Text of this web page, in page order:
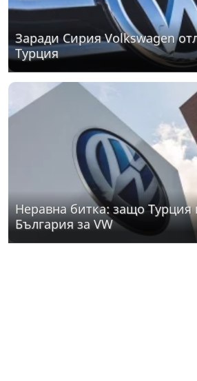
Заради Сирия Volkswagen
Турция
Неравна битка: защо Турция
България за VW